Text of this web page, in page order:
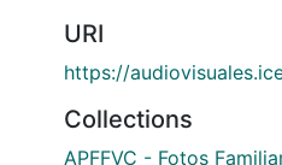
URI
https://
Collections
APFFVC - Fotos